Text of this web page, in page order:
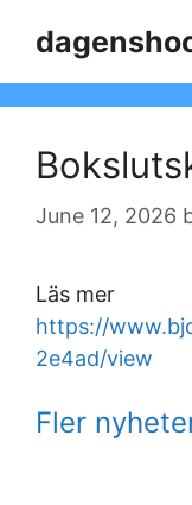
June 12, 2026
Läs mer
https://
2e4ad/view
Fler